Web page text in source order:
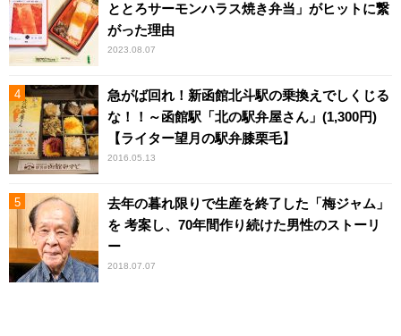
ととろサーモンハラス焼き弁当」がヒットに繋
がった理由
2023.08.07
急がば回れ！新函館北斗駅の乗換えでしくじる
な！！～函館駅「北の駅弁屋さん」(1,300円)
【ライター望月の駅弁膝栗毛】
2016.05.13
去年の暮れ限りで生産を終了した「梅ジャム」
を 考案し、70年間作り続けた男性のストーリ
ー
2018.07.07